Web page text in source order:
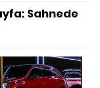
Sahnede